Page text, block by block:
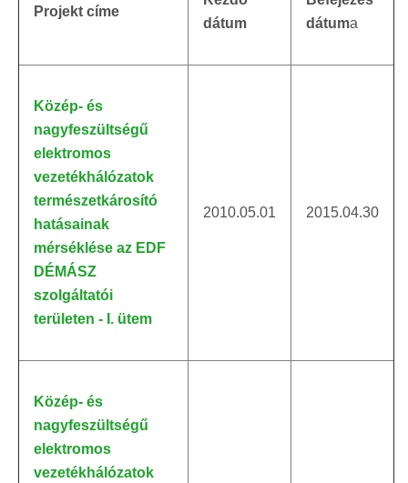
Projekt címe
dátum
dátuma
Közép- és
nagyfeszültségű
elektromos
vezetékhálózatok
természetkárosító
hatásainak
mérséklése az EDF
DÉMÁSZ
szolgáltatói
területen - I. ütem
2010.05.01 2015.04.30
Közép- és
nagyfeszültségű
elektromos
vezetékhálózatok